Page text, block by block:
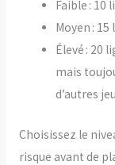
Faible : 10
Moyen :
Élevé : 20
mais
d’autres
Choisissez le
risque avant de